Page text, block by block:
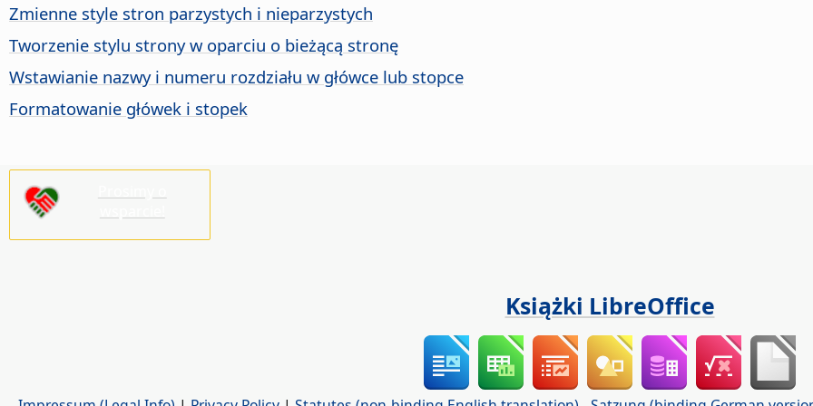
Zmienne style stron parzystych i nieparzystych
Tworzenie stylu strony w oparciu o bieżącą stronę
Wstawianie nazwy i numeru rozdziału w główce lub stopce
Formatowanie główek i stopek
Książki LibreOffice